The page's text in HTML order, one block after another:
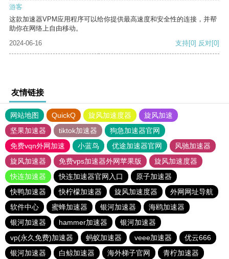
游客
这款加速器VPM应用程序可以给你提供最高速度和安全性的连接，并帮
助你在网络上自由移动。
2024-06-16
支持[0] 反对[0]
友情链接
网站地图 QuickQ 旋风加速度器
旋风加速
坚果加速器
tiktok加速器
狗急加速器官网
免费vqn外网加速
小蓝鸟 优途加速器官网
风驰加速器
旋风加速器
免费vps加速器外网苹果版
旋风加速度器
快连加速器
快连加速器官网入口
原子加速器
快鸭加速器
快柠檬加速器 旋风加速度器
外网网址导航
软件中心
蜜蜂加速器 银河加速器
海鸥加速器
银河加速器
hammer加速器
银河加速器
vp(永久免费)加速器
蚂蚁加速器 veee加速器
优云666
银河加速器
白鲸加速器 海外梯子官网 青柠加速器